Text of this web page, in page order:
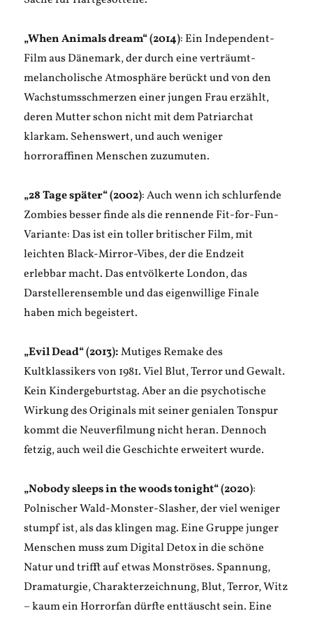
„When Animals dream“ (2014): Ein Independent-
Film aus Dänemark, der durch eine verträumt-
melancholische Atmosphäre berückt und von den
Wachstumsschmerzen einer jungen Frau erzählt,
deren Mutter schon nicht mit dem Patriarchat
klarkam. Sehenswert, und auch weniger
horroraffinen Menschen zuzumuten.
„28 Tage später“ (2002): Auch wenn ich schlurfende
Zombies besser finde als die rennende Fit-for-Fun-
Variante: Das ist ein toller britischer Film, mit
leichten Black-Mirror-Vibes, der die Endzeit
erlebbar macht. Das entvölkerte London, das
Darstellerensemble und das eigenwillige Finale
haben mich begeistert.
„Evil Dead“ (2013):Mutiges Remake des
Kultklassikers von 1981. Viel Blut, Terror und Gewalt.
Kein Kindergeburtstag. Aber an die psychotische
Wirkung des Originals mit seiner genialen Tonspur
kommt die Neuverfilmung nicht heran. Dennoch
fetzig, auch weil die Geschichte erweitert wurde.
„Nobody sleeps in the woods tonight“ (2020):
Polnischer Wald-Monster-Slasher, der viel weniger
stumpf ist, als das klingen mag. Eine Gruppe junger
Menschen muss zum Digital Detox in die schöne
Natur und trifft auf etwas Monströses. Spannung,
Dramaturgie, Charakterzeichnung, Blut, Terror, Witz
– kaum ein Horrorfan dürfte enttäuscht sein. Eine